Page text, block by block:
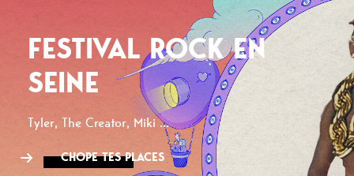
FESTIVAL ROCK EN
SEINE
Tyler, The Creator, Miki ...
CHOPE TES PLACES